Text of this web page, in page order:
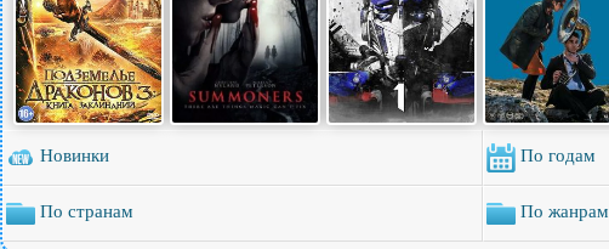
Новинки По годам
По странам По жанрам